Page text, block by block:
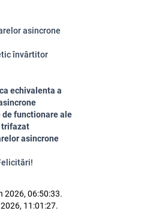
asincrone
învârtitor
echivalenta a
functionare ale
trifazat
asincrone
2026, 06:50:33.
11:01:27.